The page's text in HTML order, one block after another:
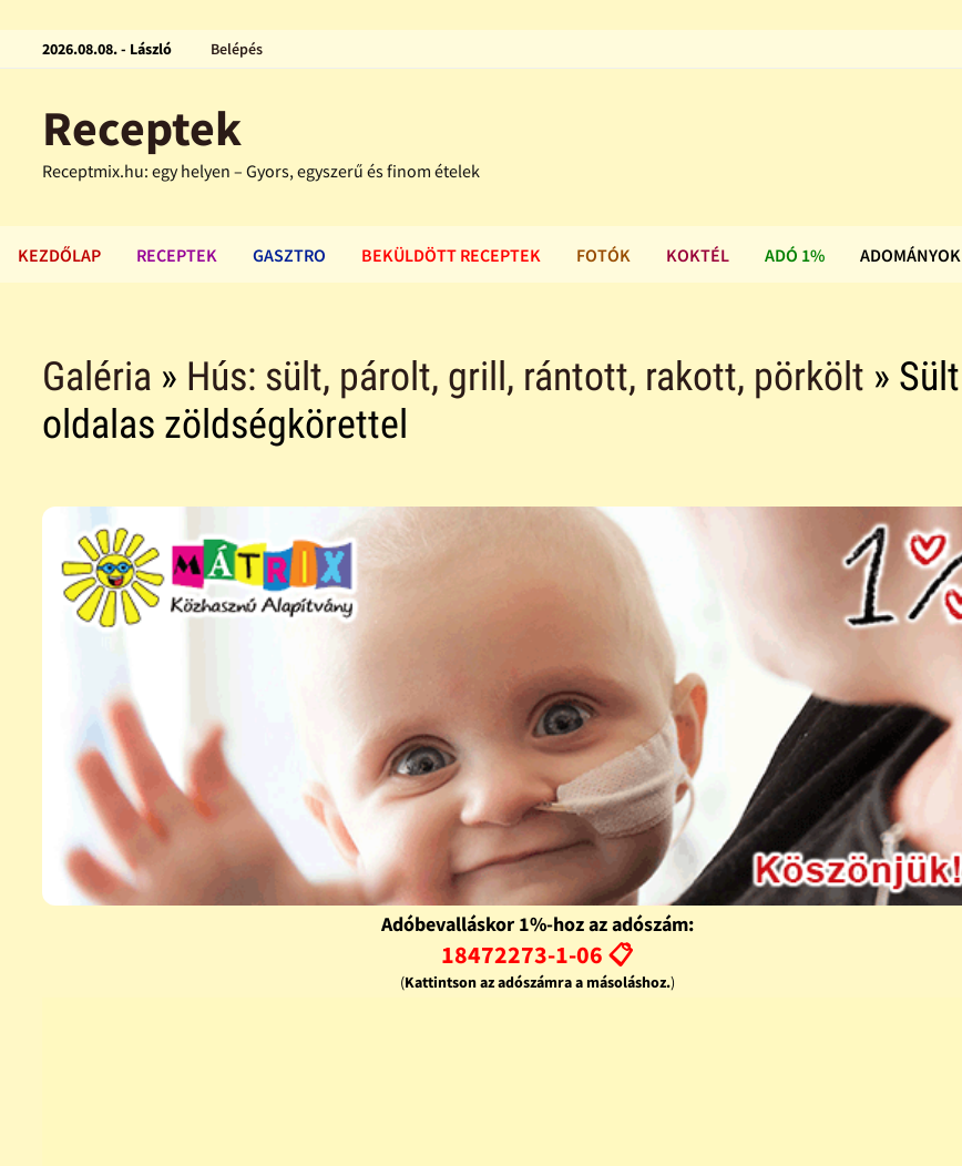
2026.08.08. - László Belépés
Receptek
Receptmix.hu: egy helyen – Gyors, egyszerű és finom ételek
KEZDŐLAP RECEPTEK GASZTRO BEKÜLDÖTT RECEPTEK FOTÓK KOKTÉL ADÓ 1% ADOMÁNYOK
Galéria » Hús: sült, párolt, grill, rántott, rakott, pörkölt » Sült
oldalas zöldségkörettel
Adóbevalláskor 1%-hoz az adószám:
18472273-1-06 📋
(Kattintson az adószámra a másoláshoz.)